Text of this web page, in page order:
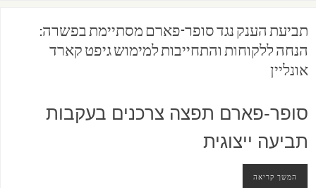
תביעת הענק נגד סופר-פארם מסתיימת בפשרה:
הנחה ללקוחות והתחייבות למימוש גיפט קארד
אונליין
סופר-פארם תפצה צרכנים בעקבות
תביעה ייצוגית
המשך קריאה